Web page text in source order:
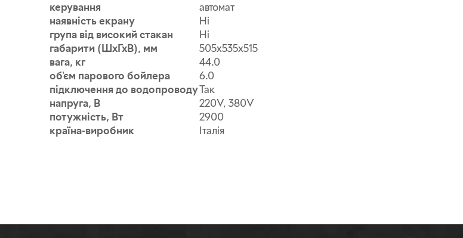
керування
автомат
наявність екрану
Ні
група від високий стакан
Ні
габарити (ШхГхВ), мм
505х535х515
вага, кг
44.0
об'єм парового бойлера
6.0
підключення до водопроводуТак
напруга, В
220V, 380V
потужність, Вт
2900
країна-виробник
Італія